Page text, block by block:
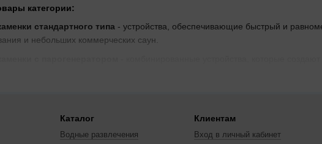
категории:
стандартного типа - устройства, обеспечивающие быстрый и
и небольших коммерческих саун.
электрокаменки- мощные устройства, устанавливаемые на полу,
и парных.
Каталог
Водные развлечения
Клиентам
Вход в личный кабинет